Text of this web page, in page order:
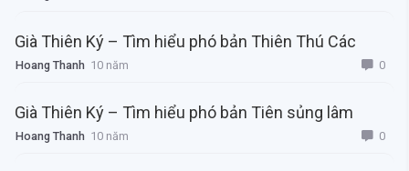
Già Thiên Ký – Tìm hiểu phó bản Thiên Thú Các
Hoang Thanh 10 năm 0
Già Thiên Ký – Tìm hiểu phó bản Tiên sủng lâm
Hoang Thanh 10 năm 0